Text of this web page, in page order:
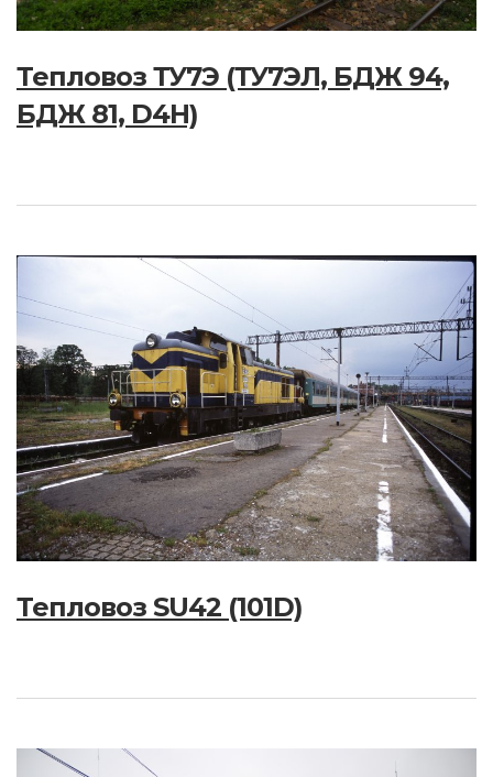
Тепловоз ТУ7Э (ТУ7ЭЛ, БДЖ 94,
БДЖ 81, D4H)
Тепловоз SU42 (101D)